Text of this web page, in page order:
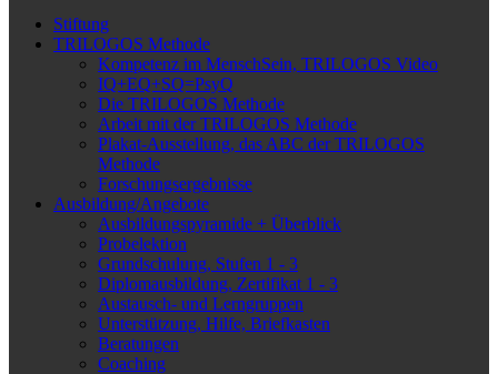
Stiftung
TRILOGOS Methode
Kompetenz im MenschSein, TRILOGOS Video
IQ+EQ+SQ=PsyQ
Die TRILOGOS Methode
Arbeit mit der TRILOGOS Methode
Plakat-Ausstellung, das ABC der TRILOGOS
Methode
Forschungsergebnisse
Ausbildung/Angebote
Ausbildungspyramide + Überblick
Probelektion
Grundschulung, Stufen 1 - 3
Diplomausbildung, Zertifikat 1 - 3
Austausch- und Lerngruppen
Unterstützung, Hilfe, Briefkasten
Beratungen
Coaching